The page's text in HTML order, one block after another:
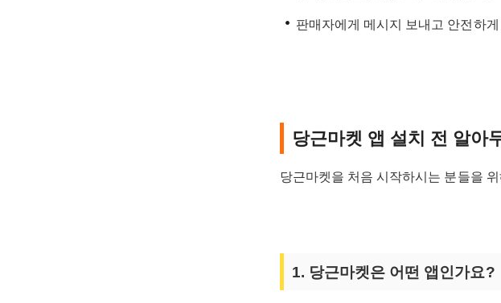
판매자에게 메시지 보내고 안전하
당근마켓 앱 설치 전 알아
당근마켓을 처음 시작하시는 분들을
1. 당근마켓은 어떤 앱인가요?